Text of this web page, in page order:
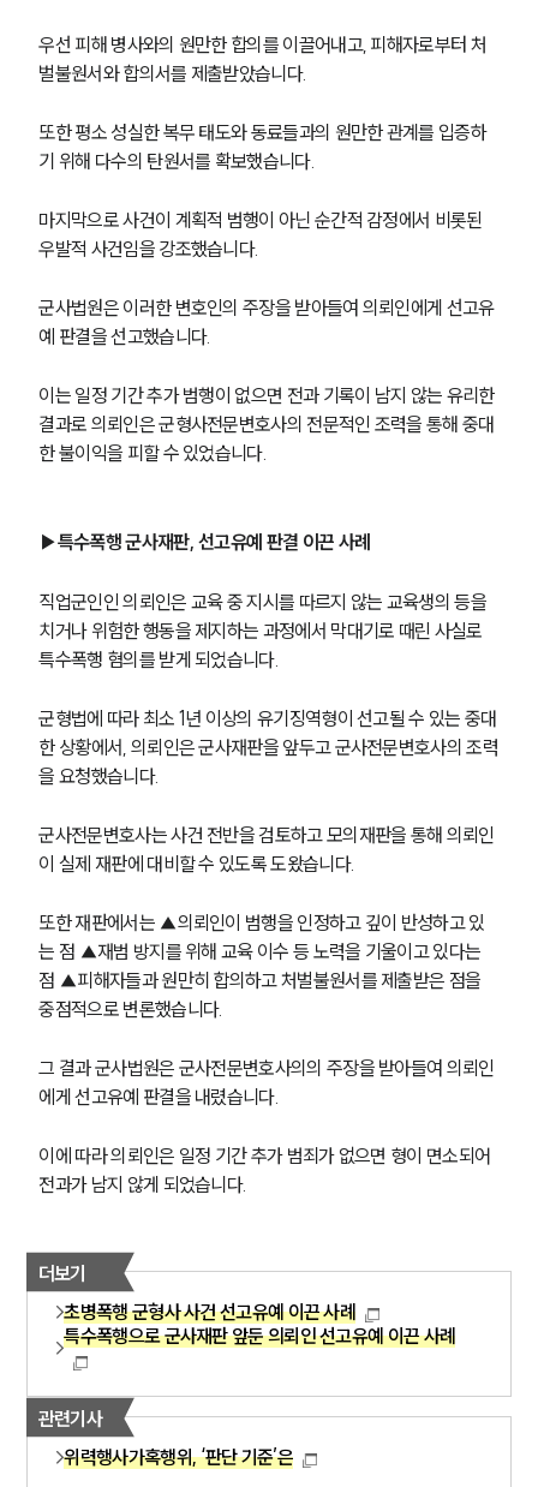
우선 피해 병사와의 원만한 합의를 이끌어내고, 피해자로부터 처
벌불원서와 합의서를 제출받았습니다.
또한 평소 성실한 복무 태도와 동료들과의 원만한 관계를 입증하
기 위해 다수의 탄원서를 확보했습니다.
마지막으로 사건이 계획적 범행이 아닌 순간적 감정에서 비롯된
우발적 사건임을 강조했습니다.
군사법원은 이러한 변호인의 주장을 받아들여 의뢰인에게 선고유
예 판결을 선고했습니다.
이는 일정 기간 추가 범행이 없으면 전과 기록이 남지 않는 유리한
결과로 의뢰인은 군형사전문변호사의 전문적인 조력을 통해 중대
한 불이익을 피할 수 있었습니다.
▶특수폭행 군사재판, 선고유예 판결 이끈 사례
직업군인인 의뢰인은 교육 중 지시를 따르지 않는 교육생의 등을
치거나 위험한 행동을 제지하는 과정에서 막대기로 때린 사실로
특수폭행 혐의를 받게 되었습니다.
군형법에 따라 최소 1년 이상의 유기징역형이 선고될 수 있는 중대
한 상황에서, 의뢰인은 군사재판을 앞두고 군사전문변호사의 조력
을 요청했습니다.
군사전문변호사는 사건 전반을 검토하고 모의재판을 통해 의뢰인
이 실제 재판에 대비할 수 있도록 도왔습니다.
또한 재판에서는 ▲의뢰인이 범행을 인정하고 깊이 반성하고 있
는 점 ▲재범 방지를 위해 교육 이수 등 노력을 기울이고 있다는
점 ▲피해자들과 원만히 합의하고 처벌불원서를 제출받은 점을
중점적으로 변론했습니다.
그 결과 군사법원은 군사전문변호사의의 주장을 받아들여 의뢰인
에게 선고유예 판결을 내렸습니다.
이에 따라 의뢰인은 일정 기간 추가 범죄가 없으면 형이 면소되어
전과가 남지 않게 되었습니다.
더보기
초병폭행 군형사 사건 선고유예 이끈 사례
특수폭행으로 군사재판 앞둔 의뢰인 선고유예 이끈 사례
관련기사
위력행사가혹행위, ‘판단 기준’은